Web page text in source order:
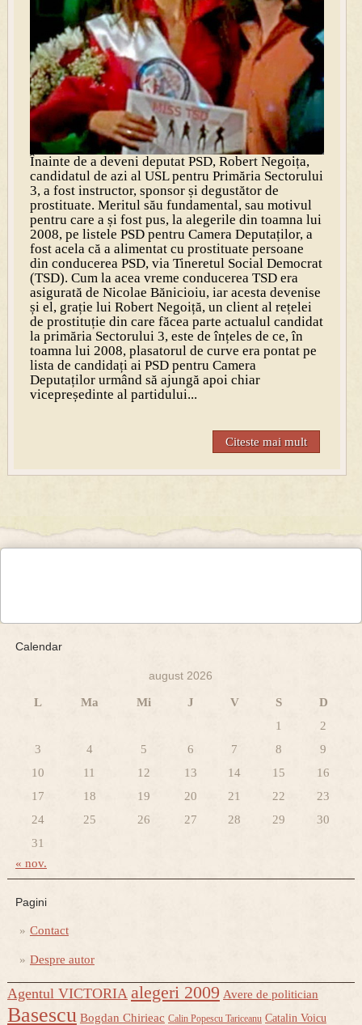
Înainte de a deveni deputat PSD, Robert Negoița,
candidatul de azi al USL pentru Primăria Sectorului
3, a fost instructor, sponsor și degustător de
prostituate. Meritul său fundamental, sau motivul
pentru care a și fost pus, la alegerile din toamna lui
2008, pe listele PSD pentru Camera Deputaților, a
fost acela că a alimentat cu prostituate persoane
din conducerea PSD, via Tineretul Social Democrat
(TSD). Cum la acea vreme conducerea TSD era
asigurată de Nicolae Bănicioiu, iar acesta devenise
și el, grație lui Robert Negoiță, un client al rețelei
de prostituție din care făcea parte actualul candidat
la primăria Sectorului 3, este de înțeles de ce, în
toamna lui 2008, plasatorul de curve era pontat pe
lista de candidați ai PSD pentru Camera
Deputaților urmând să ajungă apoi chiar
vicepreședinte al partidului...
Citeste mai mult
Calendar
august 2026
L Ma Mi J V S
D
1
2
3
4 5 6 7 8
9
10
11 12 13 14 15
16
17
18 19 20 21 22
23
24
25 26 27 28 29
30
31
« nov.
Pagini
Contact
Despre autor
Agentul VICTORIA alegeri 2009 Avere de politician
Basescu Bogdan Chirieac Calin Popescu Tariceanu Catalin Voicu